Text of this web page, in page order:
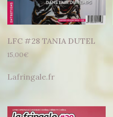
LFC #28 TANIA DUTEL
15,00€
Lafringale.fr